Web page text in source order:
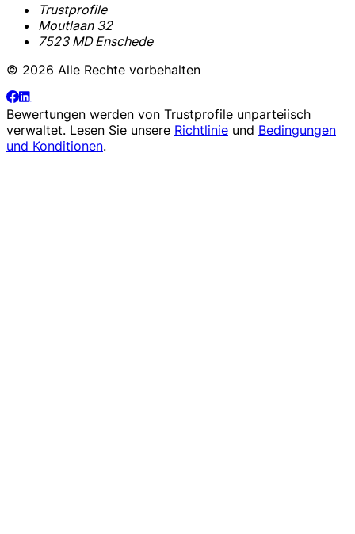
Trustprofile
Moutlaan 32
7523 MD Enschede
© 2026 Alle Rechte vorbehalten
Bewertungen werden von Trustprofile unparteiisch
verwaltet. Lesen Sie unsere Richtlinie und Bedingungen
und Konditionen.